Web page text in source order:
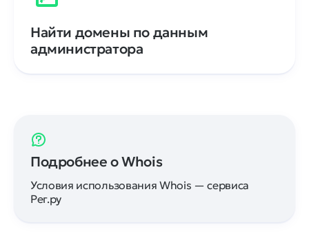
Найти домены по данным
администратора
Подробнее о Whois
Условия использования Whois — сервиса
Рег.ру